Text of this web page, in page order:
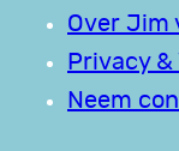
Over Jim
Privacy
Neem